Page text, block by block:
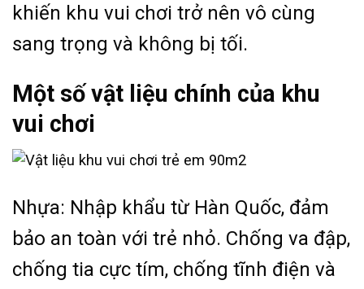
khiến khu vui chơi trở nên vô cùng
sang trọng và không bị tối.
Một số vật liệu chính của khu
vui chơi
Nhựa: Nhập khẩu từ Hàn Quốc, đảm
bảo an toàn với trẻ nhỏ. Chống va đập,
chống tia cực tím, chống tĩnh điện và